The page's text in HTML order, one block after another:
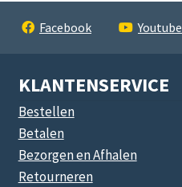
Facebook Youtube
KLANTENSERVICE
Bestellen
Betalen
Bezorgen en Afhalen
Retourneren